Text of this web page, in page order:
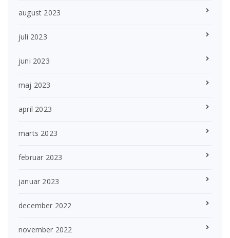
august 2023
juli 2023
juni 2023
maj 2023
april 2023
marts 2023
februar 2023
januar 2023
december 2022
november 2022